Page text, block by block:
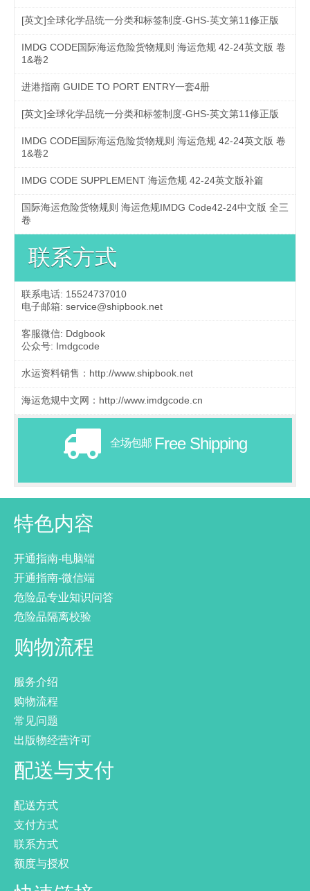
[英文]全球化学品统一分类和标签制度-GHS-英文第11修正版
IMDG CODE国际海运危险货物规则 海运危规 42-24英文版 卷
1&卷2
进港指南 GUIDE TO PORT ENTRY一套4册
[英文]全球化学品统一分类和标签制度-GHS-英文第11修正版
IMDG CODE国际海运危险货物规则 海运危规 42-24英文版 卷
1&卷2
IMDG CODE SUPPLEMENT 海运危规 42-24英文版补篇
国际海运危险货物规则 海运危规IMDG Code42-24中文版 全三
卷
联系方式
联系电话: 15524737010
电子邮箱: service@shipbook.net
客服微信: Ddgbook
公众号: Imdgcode
水运资料销售：http://www.shipbook.net
海运危规中文网：http://www.imdgcode.cn
全场包邮 Free Shipping
特色内容
开通指南-电脑端
开通指南-微信端
危险品专业知识问答
危险品隔离校验
购物流程
服务介绍
购物流程
常见问题
出版物经营许可
配送与支付
配送方式
支付方式
联系方式
额度与授权